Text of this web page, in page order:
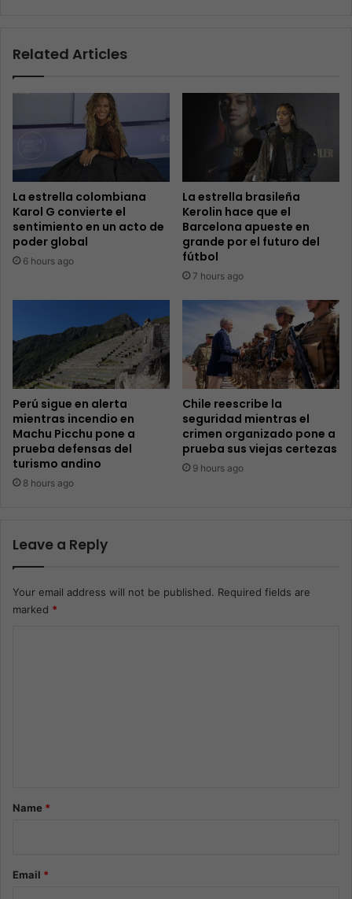
Related Articles
La estrella colombiana
Karol G convierte el
sentimiento en un acto de
poder global
6 hours ago
La estrella brasileña
Kerolin hace que el
Barcelona apueste en
grande por el futuro del
fútbol
7 hours ago
Perú sigue en alerta
mientras incendio en
Machu Picchu pone a
prueba defensas del
turismo andino
8 hours ago
Chile reescribe la
seguridad mientras el
crimen organizado pone a
prueba sus viejas certezas
9 hours ago
Leave a Reply
Your email address will not be published. Required fields are
marked *
*Name *
Email *